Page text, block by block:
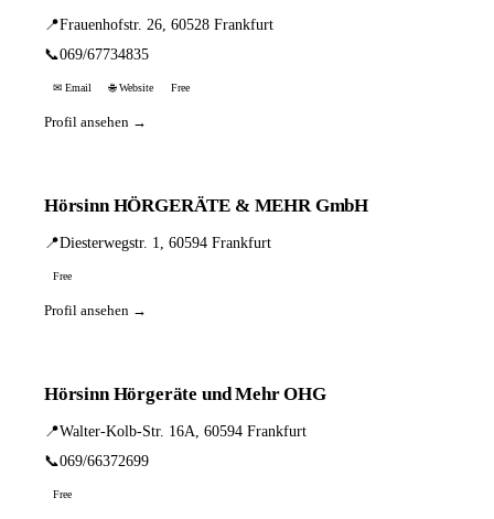
📍Frauenhofstr. 26, 60528 Frankfurt
📞069/67734835
✉ Email 🌐 Website Free
Profil ansehen →
Hörsinn HÖRGERÄTE & MEHR GmbH
📍Diesterwegstr. 1, 60594 Frankfurt
Free
Profil ansehen →
Hörsinn Hörgeräte und Mehr OHG
📍Walter-Kolb-Str. 16A, 60594 Frankfurt
📞069/66372699
Free